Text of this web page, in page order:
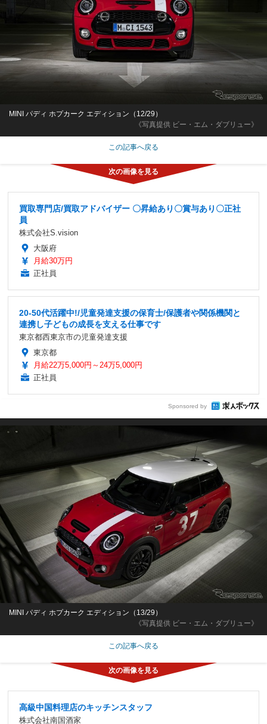
《写真提供 ビー・エム・ダブリュー》
MINI パディ ホプカーク エディション（12/29）
この記事へ戻る
買取専門店/買取アドバイザー 〇昇給あり〇賞与あり〇正社
員
株式会社S.vision
大阪府
月給30万円
正社員
20-50代活躍中!/児童発達支援の保育士/保護者や関係機関と
連携し子どもの成長を支える仕事です
東京都西東京市の児童発達支援
東京都
月給22万5,000円～24万5,000円
正社員
Sponsored by
《写真提供 ビー・エム・ダブリュー》
MINI パディ ホプカーク エディション（13/29）
この記事へ戻る
高級中国料理店のキッチンスタッフ
株式会社南国酒家